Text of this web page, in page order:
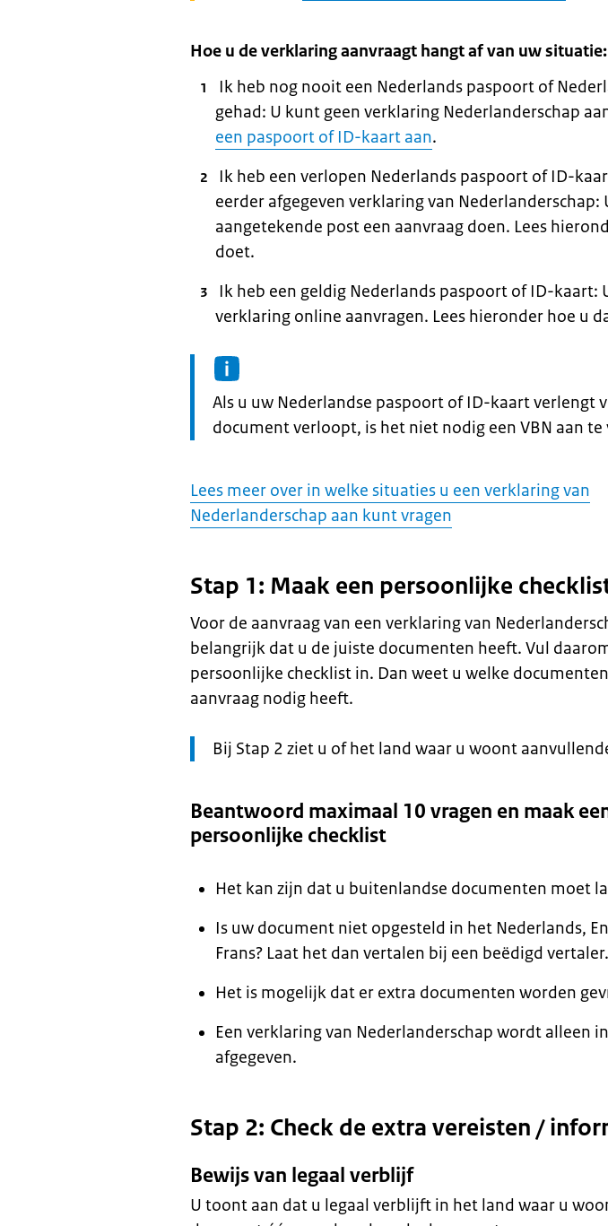
Hoe u de verklaring aanvraagt hangt af van uw situatie:
Ik heb nog nooit een Nederlands paspoort of
gehad: U kunt geen verklaring Nederlanderschap
een paspoort of ID-kaart aan.
Ik heb een verlopen Nederlands paspoort of ID-
eerder afgegeven verklaring van Nederlanderschap:
aangetekende post een aanvraag doen. Lees
doet.
Ik heb een geldig Nederlands paspoort of ID-kaart:
verklaring online aanvragen. Lees hieronder hoe u
Informatie:
Als u uw Nederlandse paspoort of ID-kaart verlengt
document verloopt, is het niet nodig een VBN aan te
Lees meer over in welke situaties u een verklaring van
Nederlanderschap aan kunt vragen
Stap 1: Maak een persoonlijke
Voor de aanvraag van een verklaring van
belangrijk dat u de juiste documenten heeft. Vul
persoonlijke checklist in. Dan weet u welke
aanvraag nodig heeft.
Let
Bij Stap 2 ziet u of het land waar u woont
Beantwoord maximaal 10 vragen en maak
persoonlijke checklist
Het kan zijn dat u buitenlandse documenten moet
Is uw document niet opgesteld in het Nederlands,
Frans? Laat het dan vertalen bij een beëdigd vertaler.
Het is mogelijk dat er extra documenten worden
Een verklaring van Nederlanderschap wordt alleen
afgegeven.
Stap 2: Check de extra vereisten /
Bewijs van legaal verblijf
U toont aan dat u legaal verblijft in het land waar u